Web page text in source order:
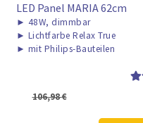
LED Panel MARIA 62cm
► 48W, dimmbar
► Lichtfarbe Relax True
► mit Philips-Bauteilen
106,98€